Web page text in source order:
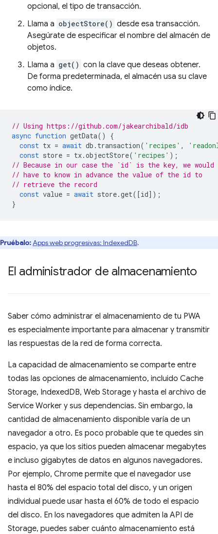
opcional, el tipo de transacción.
Llama a objectStore() desde esa transacción.
Asegúrate de especificar el nombre del almacén de
objetos.
Llama a get() con la clave que deseas obtener.
De forma predeterminada, el almacén usa su clave
como índice.
// Using https://github.com/jakearchibald/idb
async function getData()
{
const tx = await db . transaction( 'recipes' ,
const store = tx.objectStore( 'recipes' );
// Because in our case the `id` is the key, we would
// have to know in advance the value of the id to
// retrieve the record
const value = await store.get([id]);
}
Pruébalo:Apps web progresivas: IndexedDB.
El administrador de almacenamiento
Saber cómo administrar el almacenamiento de tu PWA
es especialmente importante para almacenar y transmitir
las respuestas de la red de forma correcta.
La capacidad de almacenamiento se comparte entre
todas las opciones de almacenamiento, incluido Cache
Storage, IndexedDB, Web Storage y hasta el archivo de
Service Worker y sus dependencias. Sin embargo, la
cantidad de almacenamiento disponible varía de un
navegador a otro. Es poco probable que te quedes sin
espacio, ya que los sitios pueden almacenar megabytes
e incluso gigabytes de datos en algunos navegadores.
Por ejemplo, Chrome permite que el navegador use
hasta el 80% del espacio total del disco, y un origen
individual puede usar hasta el 60% de todo el espacio
del disco. En los navegadores que admiten la API de
Storage, puedes saber cuánto almacenamiento está